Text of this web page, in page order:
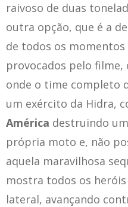
raivoso de duas
outra opção, que é a
de todos os
provocados pelo filme,
onde o time completo
um exército da Hidra,
América destruindo
própria moto e, não
aquela maravilhosa
mostra todos os
lateral, avançando